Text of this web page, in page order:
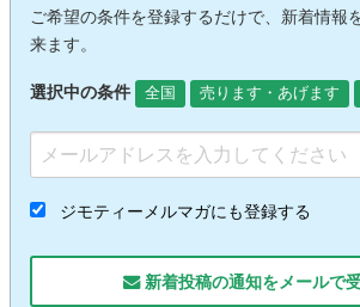
ご希望の条件を登録するだけで、新着情報
来ます。
選択中の条件 全国 売ります・あげます
ジモティーメルマガにも登録する
新着投稿の通知をメールで